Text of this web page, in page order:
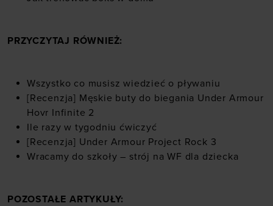
PRZYCZYTAJ RÓWNIEŻ:
Wszystko co musisz wiedzieć o pływaniu
[Recenzja] Męskie buty do biegania Under Armour
Hovr Infinite 2
Ile razy w tygodniu ćwiczyć
[Recenzja] Under Armour Project Rock 3
Wracamy do szkoły – strój na WF dla dziecka
POZOSTAŁE ARTYKUŁY: